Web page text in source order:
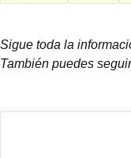
Sigue toda la
También puedes